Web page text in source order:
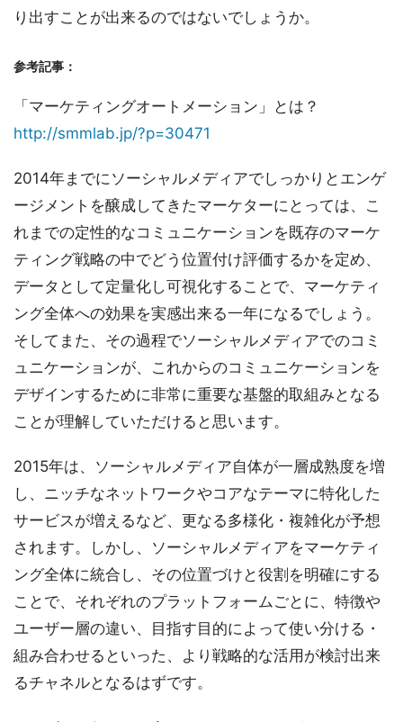
り出すことが出来るのではないでしょうか。
参考記事：
「マーケティングオートメーション」とは？
http://smmlab.jp/?p=30471
2014年までにソーシャルメディアでしっかりとエンゲ
ージメントを醸成してきたマーケターにとっては、こ
れまでの定性的なコミュニケーションを既存のマーケ
ティング戦略の中でどう位置付け評価するかを定め、
データとして定量化し可視化することで、マーケティ
ング全体への効果を実感出来る一年になるでしょう。
そしてまた、その過程でソーシャルメディアでのコミ
ュニケーションが、これからのコミュニケーションを
デザインするために非常に重要な基盤的取組みとなる
ことが理解していただけると思います。
2015年は、ソーシャルメディア自体が一層成熟度を増
し、ニッチなネットワークやコアなテーマに特化した
サービスが増えるなど、更なる多様化・複雑化が予想
されます。しかし、ソーシャルメディアをマーケティ
ング全体に統合し、その位置づけと役割を明確にする
ことで、それぞれのプラットフォームごとに、特徴や
ユーザー層の違い、目指す目的によって使い分ける・
組み合わせるといった、より戦略的な活用が検討出来
るチャネルとなるはずです。